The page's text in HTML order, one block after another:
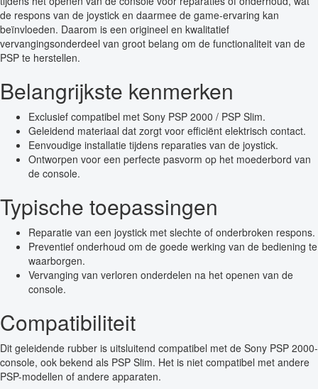
de respons van de joystick en daarmee de game-ervaring kan
beïnvloeden. Daarom is een origineel en kwalitatief
vervangingsonderdeel van groot belang om de functionaliteit van de
PSP te herstellen.
Belangrijkste kenmerken
Exclusief compatibel met Sony PSP 2000 / PSP Slim.
Geleidend materiaal dat zorgt voor efficiënt elektrisch contact.
Eenvoudige installatie tijdens reparaties van de joystick.
Ontworpen voor een perfecte pasvorm op het moederbord van
de console.
Typische toepassingen
Reparatie van een joystick met slechte of onderbroken respons.
Preventief onderhoud om de goede werking van de bediening te
waarborgen.
Vervanging van verloren onderdelen na het openen van de
console.
Compatibiliteit
Dit geleidende rubber is uitsluitend compatibel met de Sony PSP 2000-
console, ook bekend als PSP Slim. Het is niet compatibel met andere
PSP-modellen of andere apparaten.